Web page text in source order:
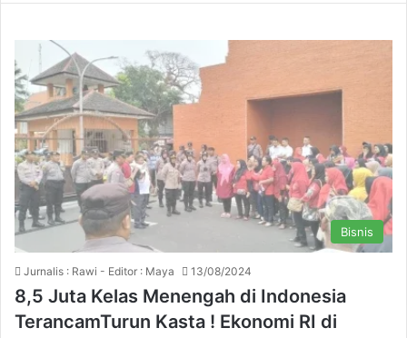
Bisnis
Jurnalis : Rawi - Editor : Maya 13/08/2024
8,5 Juta Kelas Menengah di Indonesia
TerancamTurun Kasta ! Ekonomi RI di